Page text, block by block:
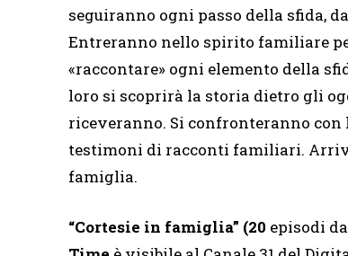
seguiranno ogni passo della sfida,
Entreranno nello spirito familiare
«raccontare» ogni elemento della
loro si scoprirà la storia dietro gli
riceveranno. Si confronteranno
testimoni di racconti familiari.
famiglia.
“Cortesie in famiglia” (20 episodi